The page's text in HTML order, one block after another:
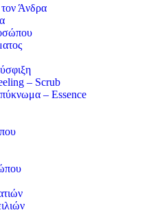
Άνδρα
– Scrub
– Essence